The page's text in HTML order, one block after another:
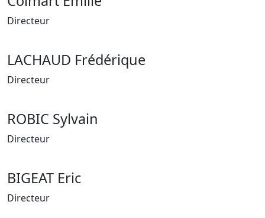
Directeur
LACHAUD Frédérique
Directeur
ROBIC Sylvain
Directeur
BIGEAT Eric
Directeur